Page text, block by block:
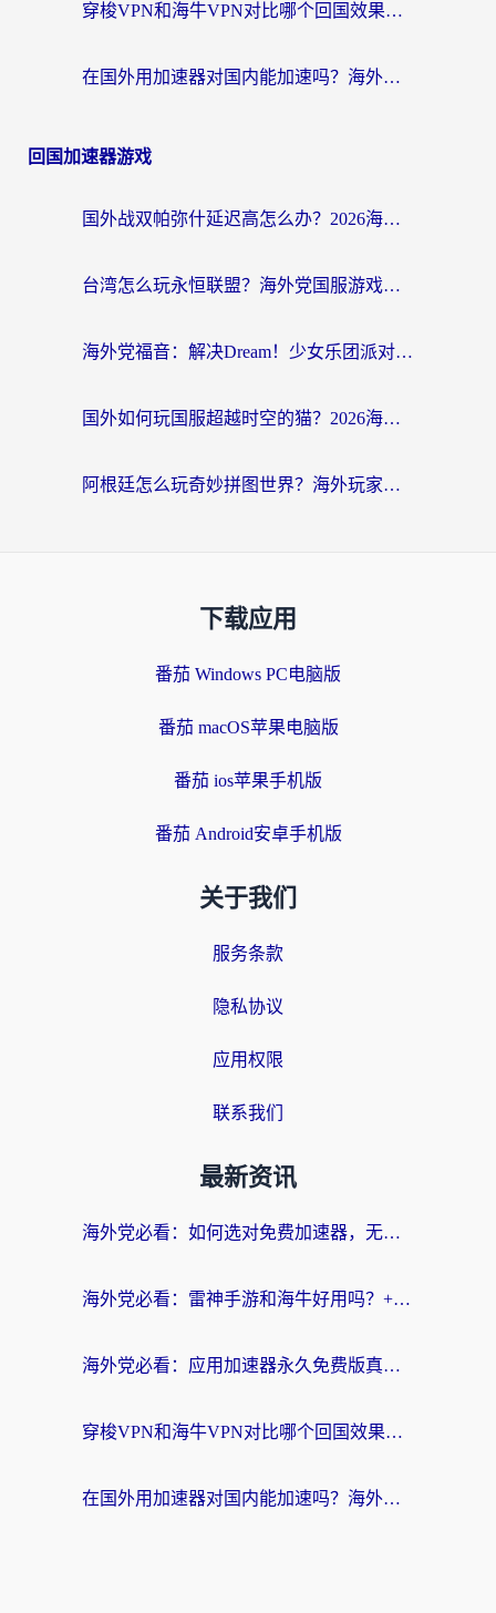
穿梭VPN和海牛VPN对比哪个回国效果更好？海外华人亲测3款热门加速器+避坑指南
在国外用加速器对国内能加速吗？海外党亲测有效的无缝访问指南
回国加速器游戏
国外战双帕弥什延迟高怎么办？2026海外畅玩国服游戏终极指南（附实测工具推荐）
台湾怎么玩永恒联盟？海外党国服游戏加速器选择全攻略（附3大热门游戏实测）
海外党福音：解决Dream！少女乐团派对！国外延迟的实用指南，附北美英国游戏加速方案
国外如何玩国服超越时空的猫？2026海外党必看的加速器选择指南
阿根廷怎么玩奇妙拼图世界？海外玩家国服游戏加速全攻略（附帕斯卡契约战舰少女解决方案）
下载应用
番茄 Windows PC电脑版
番茄 macOS苹果电脑版
番茄 ios苹果手机版
番茄 Android安卓手机版
关于我们
服务条款
隐私协议
应用权限
联系我们
最新资讯
海外党必看：如何选对免费加速器，无缝访问国内资源不踩坑？
海外党必看：雷神手游和海牛好用吗？+3款热门加速器实测对比，附番茄加速器无缝回国指南
海外党必看：应用加速器永久免费版真的存在吗？教你选对回国加速器无缝刷国内资源
穿梭VPN和海牛VPN对比哪个回国效果更好？海外华人亲测3款热门加速器+避坑指南
在国外用加速器对国内能加速吗？海外党亲测有效的无缝访问指南